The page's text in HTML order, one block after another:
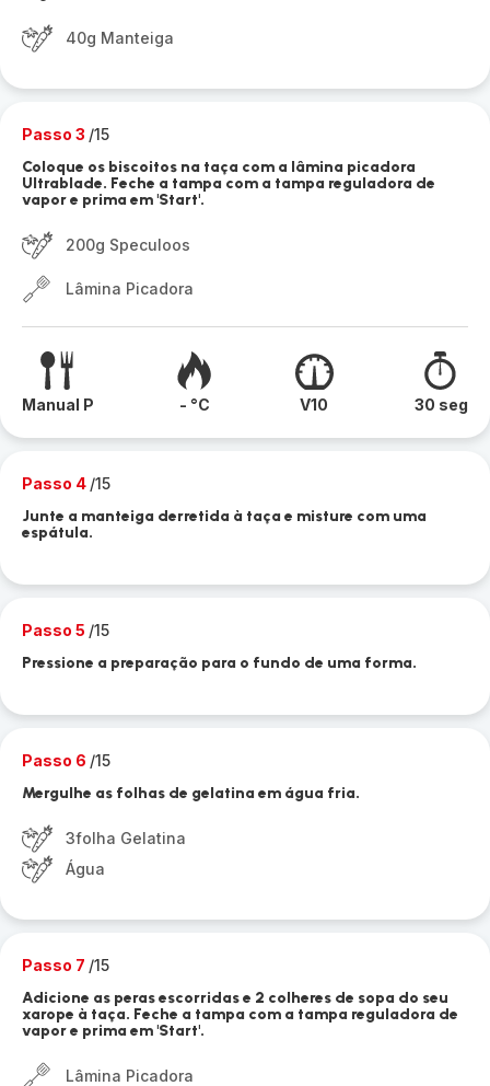
40g Manteiga
Passo 3 /15
Coloque os biscoitos na taça com a lâmina picadora
Ultrablade. Feche a tampa com a tampa reguladora de
vapor e prima em 'Start'.
200g Speculoos
Lâmina Picadora
Manual P - °C V10 30 seg
Passo 4 /15
Junte a manteiga derretida à taça e misture com uma
espátula.
Passo 5 /15
Pressione a preparação para o fundo de uma forma.
Passo 6 /15
Mergulhe as folhas de gelatina em água fria.
3folha Gelatina
Água
Passo 7 /15
Adicione as peras escorridas e 2 colheres de sopa do seu
xarope à taça. Feche a tampa com a tampa reguladora de
vapor e prima em 'Start'.
Lâmina Picadora